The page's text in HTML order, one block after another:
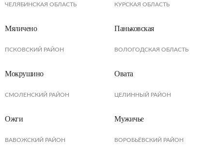
ЧЕЛЯБИНСКАЯ ОБЛАСТЬ КУРСКАЯ ОБЛАСТЬ
Мяличено
ПСКОВСКИЙ РАЙОН
Паньковская
ВОЛОГОДСКАЯ ОБЛАСТЬ
Мокрушино
СМОЛЕНСКИЙ РАЙОН
Овата
ЦЕЛИННЫЙ РАЙОН
Ожги
ВАВОЖСКИЙ РАЙОН
Мужичье
ВОРОБЬЁВСКИЙ РАЙОН